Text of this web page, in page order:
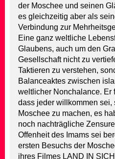
der Moschee und seinen
es gleichzeitig aber als
Verbindung zur
Eine ganz weltliche
Glaubens, auch um den
Gesellschaft nicht zu
Taktieren zu verstehen,
Balanceaktes zwischen
weltlicher Nonchalance. Er
dass jeder willkommen sei,
Moschee zu machen, es
noch nachträgliche
Offenheit des Imams sei
ersten Besuchs der
ihres Filmes LAND IN